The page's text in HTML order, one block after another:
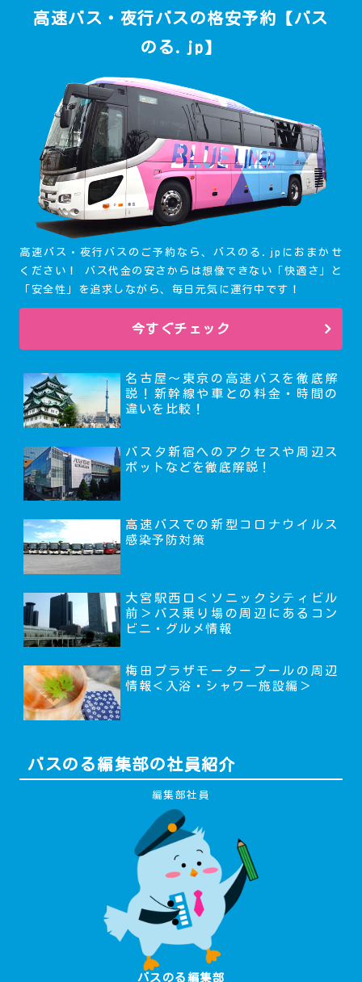
高速バス・夜行バスの格安予約【バス
のる.jp】
高速バス・夜行バスのご予約なら、バスのる.jpにおまかせ
ください！ バス代金の安さからは想像できない「快適さ」と
「安全性」を追求しながら、毎日元気に運行中です！
今すぐチェック
名古屋～東京の高速バスを徹底解
説！新幹線や車との料金・時間の
違いを比較！
バスタ新宿へのアクセスや周辺ス
ポットなどを徹底解説！
高速バスでの新型コロナウイルス
感染予防対策
大宮駅西口＜ソニックシティビル
前＞バス乗り場の周辺にあるコン
ビニ・グルメ情報
梅田プラザモータープールの周辺
情報＜入浴・シャワー施設編＞
バスのる編集部の社員紹介
編集部社員
バスのる編集部